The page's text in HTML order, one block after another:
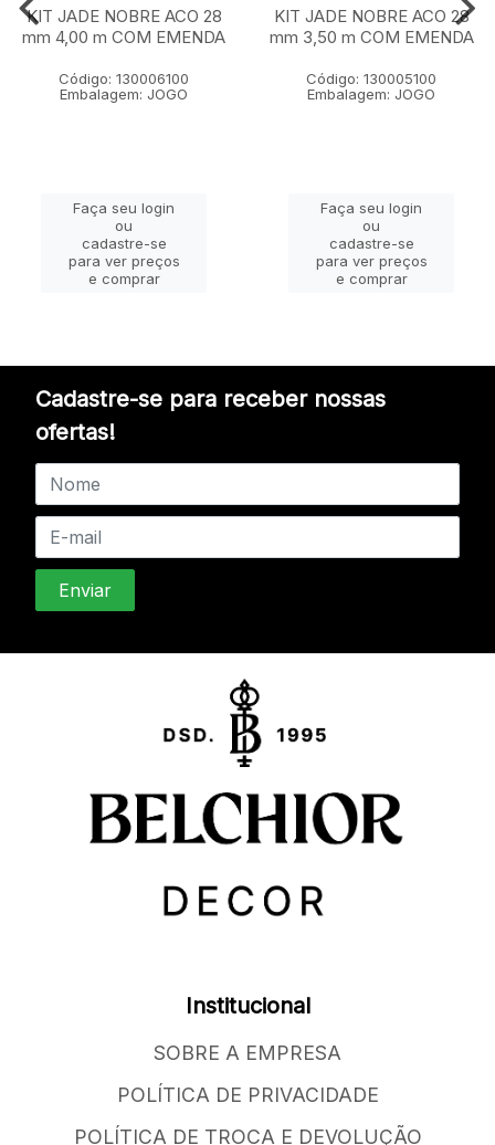
KIT JADE NOBRE ACO 28
mm 4,00 m COM EMENDA
Código: 130006100
Embalagem: JOGO
Faça seu login
ou
cadastre-se
para ver preços
e comprar
KIT JADE NOBRE ACO 28
mm 3,50 m COM EMENDA
Código: 130005100
Embalagem: JOGO
Faça seu login
ou
cadastre-se
para ver preços
e comprar
Cadastre-se para receber nossas
ofertas!
Institucional
SOBRE A EMPRESA
POLÍTICA DE PRIVACIDADE
POLÍTICA DE TROCA E DEVOLUÇÃO